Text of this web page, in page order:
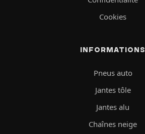
Cookies
INFORMATIONS
Pneus auto
Jantes tôle
Jantes alu
Chaînes neige